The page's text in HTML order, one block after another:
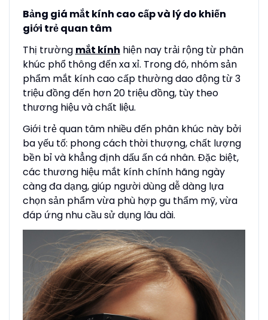
Bảng giá mắt kính cao cấp và lý do khiến
giới trẻ quan tâm
Thị trường mắt kính hiện nay trải rộng từ phân
khúc phổ thông đến xa xỉ. Trong đó, nhóm sản
phẩm mắt kính cao cấp thường dao động từ 3
triệu đồng đến hơn 20 triệu đồng, tùy theo
thương hiệu và chất liệu.
Giới trẻ quan tâm nhiều đến phân khúc này bởi
ba yếu tố: phong cách thời thượng, chất lượng
bền bỉ và khẳng định dấu ấn cá nhân. Đặc biệt,
các thương hiệu mắt kính chính hãng ngày
càng đa dạng, giúp người dùng dễ dàng lựa
chọn sản phẩm vừa phù hợp gu thẩm mỹ, vừa
đáp ứng nhu cầu sử dụng lâu dài.